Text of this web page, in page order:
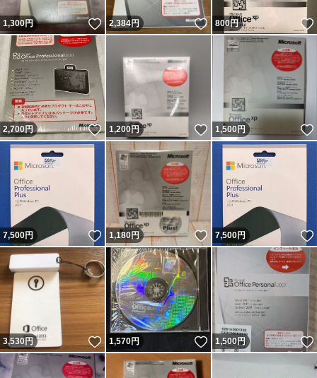
1,300円 いいね！
2,384円 いいね！
800円
2,700円 いいね！
1,200円 いいね！
1,500円
7,500円 いいね！
1,180円 いいね！
7,500円
3,530円 いいね！
1,570円 いいね！
1,500円